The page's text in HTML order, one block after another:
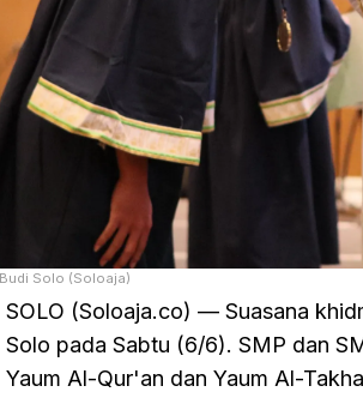
Solo (Soloaja)
SOLO (Soloaja.co) — Suasana
Solo pada Sabtu (6/6). SMP dan
Yaum Al-Qur'an dan Yaum Al-